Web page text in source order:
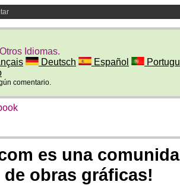
Idiomas.
Deutsch Español
comentario.
es una
obras gráficas!